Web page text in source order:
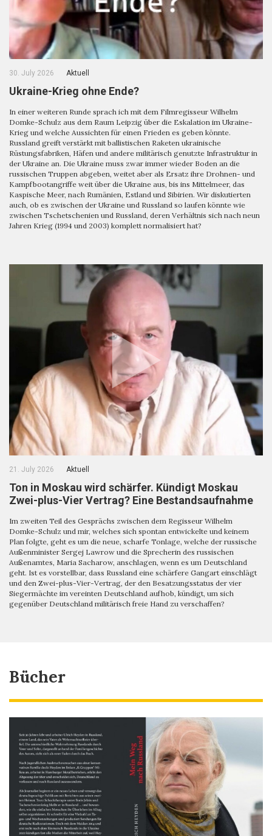
30. July 2026 Aktuell
Ukraine-Krieg ohne Ende?
In einer weiteren Runde sprach ich mit dem Filmregisseur Wilhelm
Domke-Schulz aus dem Raum Leipzig über die Eskalation im Ukraine-
Krieg und welche Aussichten für einen Frieden es geben könnte.
Russland greift verstärkt mit ballistischen Raketen ukrainische
Rüstungsfabriken, Häfen und andere militärisch genutzte Infrastruktur in
der Ukraine an. Die Ukraine muss zwar immer wieder Boden an die
russischen Truppen abgeben, weitet aber als Ersatz ihre Drohnen- und
Kampfbootangriffe weit über die Ukraine aus, bis ins Mittelmeer, das
Kaspische Meer, nach Rumänien, Estland und Sibirien. Wir diskutierten
auch, ob es zwischen der Ukraine und Russland so laufen könnte wie
zwischen Tschetschenien und Russland, deren Verhältnis sich nach neun
Jahren Krieg (1994 und 2003) komplett normalisiert hat?
21. July 2026 Aktuell
Ton in Moskau wird schärfer. Kündigt Moskau
Zwei-plus-Vier Vertrag? Eine Bestandsaufnahme
Im zweiten Teil des Gesprächs zwischen dem Regisseur Wilhelm
Domke-Schulz und mir, welches sich spontan entwickelte und keinem
Plan folgte, geht es um die neue, scharfe Tonlage, welche der russische
Außenminister Sergej Lawrow und die Sprecherin des russischen
Außenamtes, Maria Sacharow, anschlagen, wenn es um Deutschland
geht. Ist es vorstellbar, dass Russland eine schärfere Gangart einschlägt
und den Zwei-plus-Vier-Vertrag, der den Besatzungsstatus der vier
Siegermächte im vereinten Deutschland aufhob, kündigt, um sich
gegenüber Deutschland militärisch freie Hand zu verschaffen?
Bücher